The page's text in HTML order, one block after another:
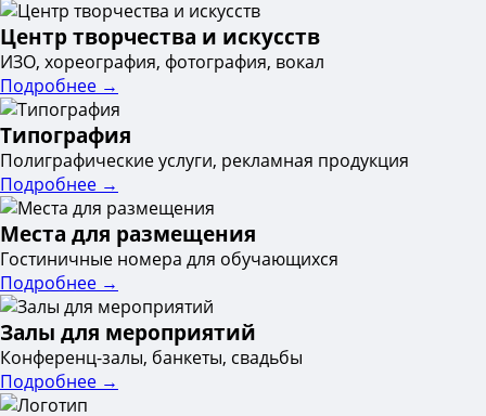
Центр творчества и искусств
ИЗО, хореография, фотография, вокал
Подробнее →
Типография
Полиграфические услуги, рекламная продукция
Подробнее →
Места для размещения
Гостиничные номера для обучающихся
Подробнее →
Залы для мероприятий
Конференц-залы, банкеты, свадьбы
Подробнее →